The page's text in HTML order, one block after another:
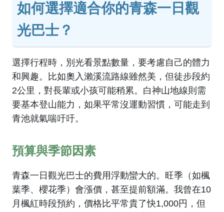
如何選擇適合你的青森一日觀
光巴士？
選擇行程時，別光看景點數量，要考慮自己的體力
和興趣。比如奧入瀨溪流路線雖然美，但徒步段約
2公里，對長輩或小孩可能稍累。白神山地線則需
要基本登山能力，如果平常沒運動習慣，可能走到
青池就氣喘吁吁。
預算與季節因素
青森一日觀光巴士的費用浮動蠻大的。旺季（如楓
葉季、櫻花季）會漲價，甚至提前額滿。我曾在10
月楓紅時段預約，價格比平常貴了快1,000円，但